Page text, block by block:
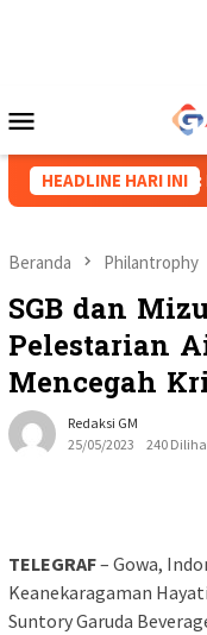
Mobile
HEADLINE HARI INI
Papua Barat: Lima
Beranda Philantrophy
SGB dan
Pelestarian
Mencegah
Redaksi GM
25/05/2023
240
TELEGRAF– Gowa,
Keanekaragaman
Suntory Garuda